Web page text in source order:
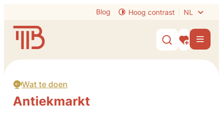
Blog Hoog contrast NL
Visit Tongeren-Borgloon
Zoek tonen
Mijn Menu
Wat te doen
Antiekmarkt